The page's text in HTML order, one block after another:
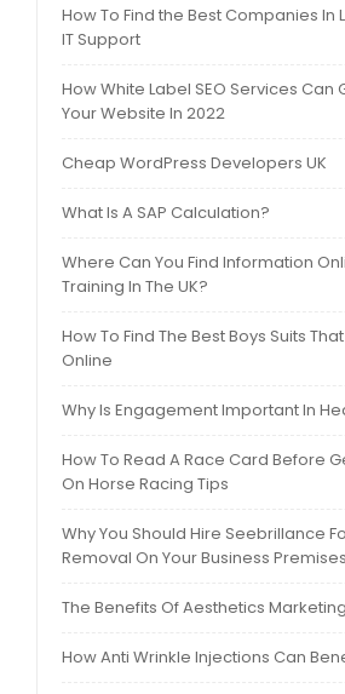
How To Find the Best Companies In
IT Support
How White Label SEO Services Can
Your Website In 2022
Cheap WordPress Developers UK
What Is A SAP Calculation?
Where Can You Find Information
Training In The UK?
How To Find The Best Boys Suits
Online
Why Is Engagement Important In
How To Read A Race Card Before
On Horse Racing Tips
Why You Should Hire Seebrillance
Removal On Your Business Premises
The Benefits Of Aesthetics
How Anti Wrinkle Injections Can